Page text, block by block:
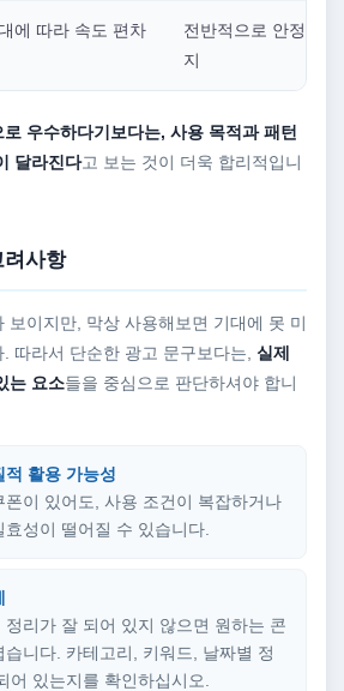
에 따라 속도 편차
전반적으로 안정적인
지
우수하다기보다는, 사용 목적과 패턴
달라진다고 보는 것이 더욱 합리적입니
사항
보이지만, 막상 사용해보면 기대에 못 미
따라서 단순한 광고 문구보다는, 실제
는 요소들을 중심으로 판단하셔야 합니
적 활용 가능성
폰이 있어도, 사용 조건이 복잡하거나
성이 떨어질 수 있습니다.
정리가 잘 되어 있지 않으면 원하는 콘
습니다. 카테고리, 키워드, 날짜별 정
어 있는지를 확인하십시오.